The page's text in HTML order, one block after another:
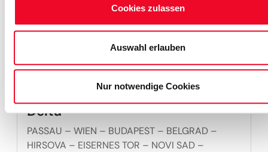
Cookies zulassen
Auswahl erlauben
Nur notwendige Cookies
Große Donaukreuzfahrt bis ins
Delta
PASSAU – WIEN – BUDAPEST – BELGRAD –
HIRSOVA – EISERNES TOR – NOVI SAD –